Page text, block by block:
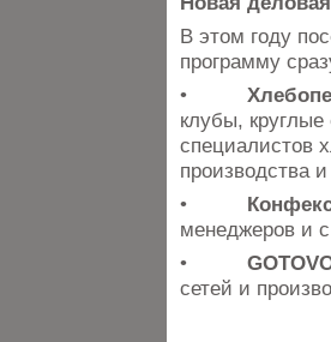
В этом году
программу
•
клубы,
специалистов
производства
•
менеджеров и
•
сетей и